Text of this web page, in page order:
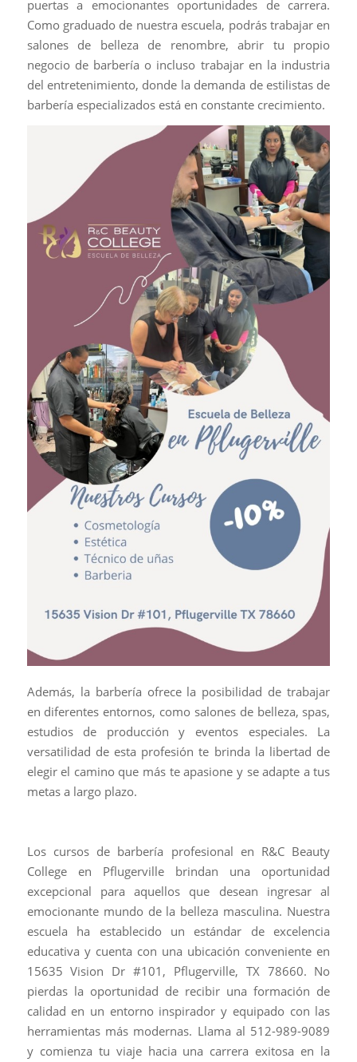
puertas a emocionantes oportunidades de carrera.
Como graduado de nuestra escuela, podrás trabajar en
salones de belleza de renombre, abrir tu propio
negocio de barbería o incluso trabajar en la industria
del entretenimiento, donde la demanda de estilistas de
barbería especializados está en constante crecimiento.
Además, la barbería ofrece la posibilidad de trabajar
en diferentes entornos, como salones de belleza, spas,
estudios de producción y eventos especiales. La
versatilidad de esta profesión te brinda la libertad de
elegir el camino que más te apasione y se adapte a tus
metas a largo plazo.
Los cursos de barbería profesional en R&C Beauty
College en Pflugerville brindan una oportunidad
excepcional para aquellos que desean ingresar al
emocionante mundo de la belleza masculina. Nuestra
escuela ha establecido un estándar de excelencia
educativa y cuenta con una ubicación conveniente en
15635 Vision Dr #101, Pflugerville, TX 78660. No
pierdas la oportunidad de recibir una formación de
calidad en un entorno inspirador y equipado con las
herramientas más modernas. Llama al 512-989-9089
y comienza tu viaje hacia una carrera exitosa en la